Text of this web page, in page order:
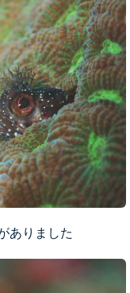
ありました